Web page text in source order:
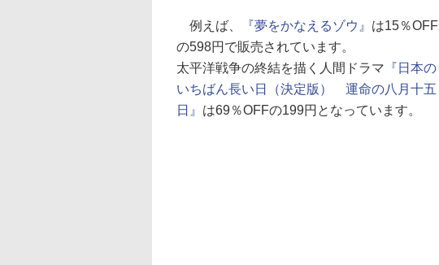
例えば、 『夢をかなえるゾウ』 は15％OFF
の598円で販売されています。
太平洋戦争の終結を描く人間ドラマ 『日本の
いちばん長い日（決定版） 運命の八月十五
日』 は69％OFFの199円となっています。